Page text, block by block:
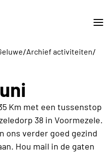
/Archief activiteiten/
Km met een tussenstop
38 in Voormezele.
ons verder goed gezind
Hou mail in de gaten